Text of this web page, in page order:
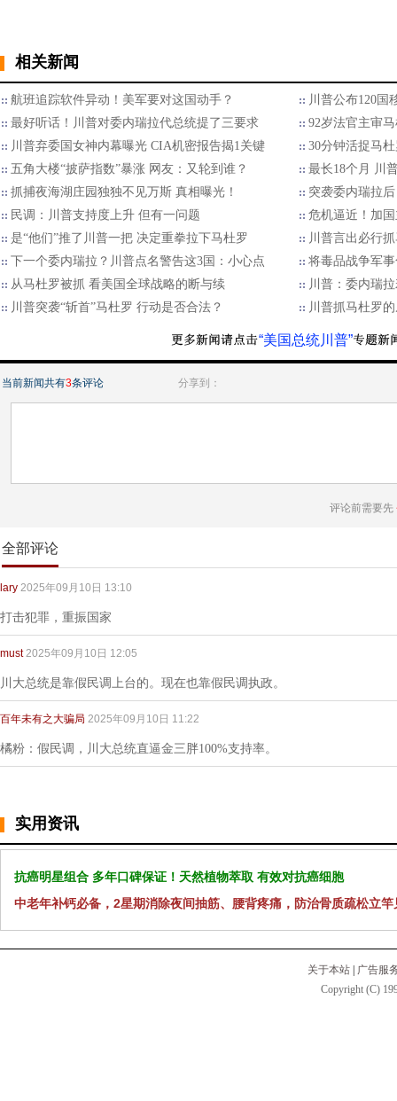
相关新闻
航班追踪软件异动！美军要对这国动手？
川普公布120国
最好听话！川普对委内瑞拉代总统提了三要求
92岁法官主审
川普弃委国女神内幕曝光 CIA机密报告揭1关键
30分钟活捉马
五角大楼“披萨指数”暴涨 网友：又轮到谁？
最长18个月 川
抓捕夜海湖庄园独独不见万斯 真相曝光！
突袭委内瑞拉
民调：川普支持度上升 但有一问题
危机逼近！加
是“他们”推了川普一把 决定重拳拉下马杜罗
川普言出必行
下一个委内瑞拉？川普点名警告这3国：小心点
将毒品战争军
从马杜罗被抓 看美国全球战略的断与续
川普：委内瑞
川普突袭“斩首”马杜罗 行动是否合法？
川普抓马杜罗
“美国总统川普”
当前新闻共有3条评论 分享到：
评论前需要先
全部评论
lary 2025年09月10日 13:10
打击犯罪，重振国家
must 2025年09月10日 12:05
川大总统是靠假民调上台的。现在也靠假民调执政。
百年未有之大骗局 2025年09月10日 11:22
橘粉：假民调，川大总统直逼金三胖100%支持率。
实用资讯
抗癌明星组合 多年口碑保证！天然植物萃取 有效对抗癌细胞
中老年补钙必备，2星期消除夜间抽筋、腰背疼痛，防治骨质疏松立竿
关于本站
广告服
Copyright (C)